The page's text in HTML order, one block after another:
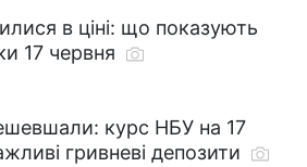
в ціні: що показують
17 червня
курс НБУ на 17
гривневі депозити